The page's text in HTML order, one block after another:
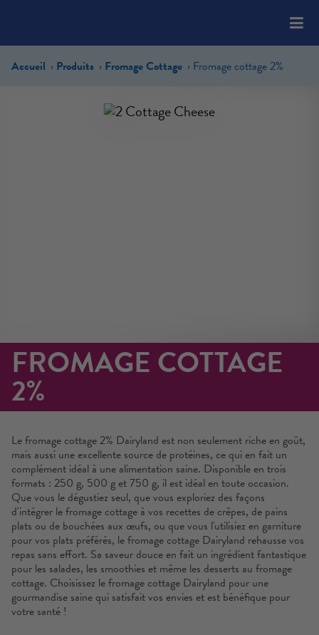
includes
Accueil Produits Fromage Cottage Fromage cottage 2%
FROMAGE COTTAGE
2%
Le fromage cottage 2% Dairyland est non seulement riche en goût,
mais aussi une excellente source de protéines, ce qui en fait un
complément idéal à une alimentation saine. Disponible en trois
formats : 250 g, 500 g et 750 g, il est idéal en toute occasion.
Que vous le dégustiez seul, que vous exploriez des façons
d'intégrer le fromage cottage à vos recettes de crêpes, de pains
plats ou de bouchées aux œufs, ou que vous l'utilisiez en garniture
pour vos plats préférés, le fromage cottage Dairyland rehausse vos
repas sans effort. Sa saveur douce en fait un ingrédient fantastique
pour les salades, les smoothies et même les desserts au fromage
cottage. Choisissez le fromage cottage Dairyland pour une
gourmandise saine qui satisfait vos envies et est bénéfique pour
votre santé !